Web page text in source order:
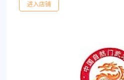
进入店铺